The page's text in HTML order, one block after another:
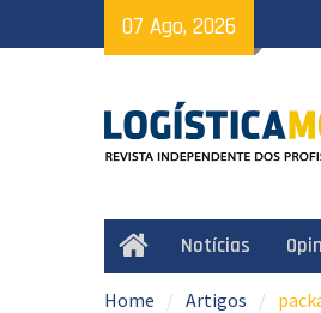
to
07 Ago, 2026
HomeNotícias
Home Artigos